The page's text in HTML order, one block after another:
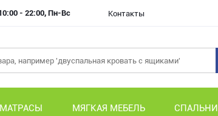
- 22:00, Пн-Вс Контакты
МАТРАСЫ МЯГКАЯ МЕБЕЛЬ СПАЛЬНИ